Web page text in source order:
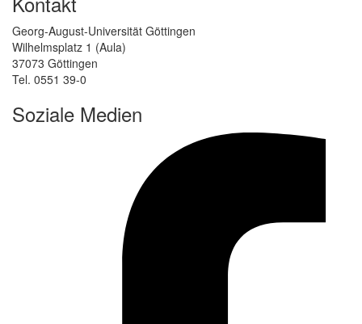
Georg-August-Universität Göttingen
Wilhelmsplatz 1 (Aula)
37073 Göttingen
Tel. 0551 39-0
Soziale Medien